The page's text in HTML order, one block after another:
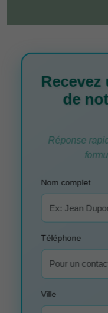
de
Réponse
Nom complet
Téléphone
Ville